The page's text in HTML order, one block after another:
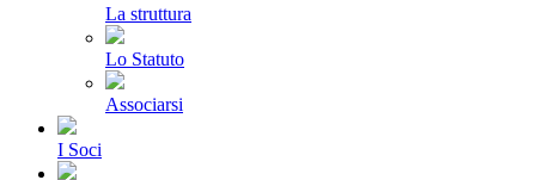
La struttura
Lo Statuto
Associarsi
I Soci